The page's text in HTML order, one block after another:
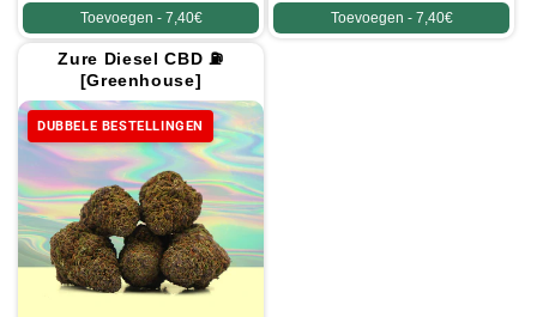
Toevoegen - 7,40€
Toevoegen - 7,40€
Zure Diesel CBD ⛽
[Greenhouse]
DUBBELE BESTELLINGEN